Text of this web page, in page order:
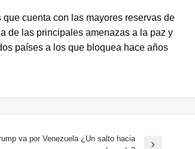
cuenta con las mayores reservas de
de las principales amenazas a la paz y
países a los que bloquea hace años
va por Venezuela ¿Un salto hacia